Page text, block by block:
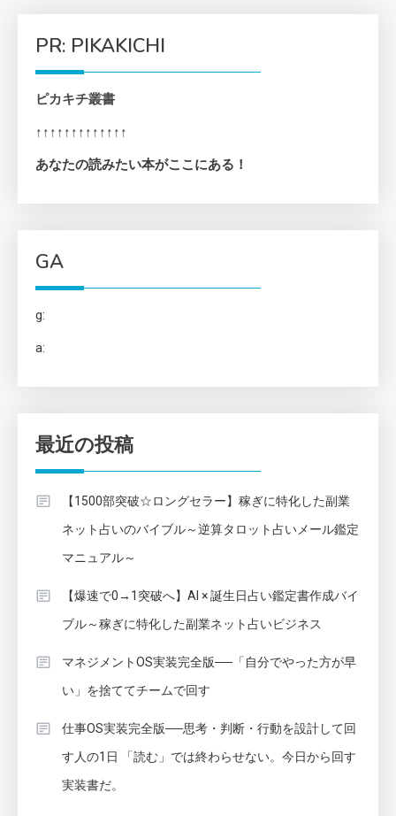
PR: PIKAKICHI
ピカキチ叢書
↑↑↑↑↑↑↑↑↑↑↑↑↑
あなたの読みたい本がここにある！
GA
g:
a:
最近の投稿
【1500部突破☆ロングセラー】稼ぎに特化した副業
ネット占いのバイブル～逆算タロット占いメール鑑定
マニュアル～
【爆速で0→1突破へ】AI × 誕生日占い鑑定書作成バイ
ブル～稼ぎに特化した副業ネット占いビジネス
マネジメントOS実装完全版──「自分でやった方が早
い」を捨ててチームで回す
仕事OS実装完全版──思考・判断・行動を設計して回
す人の1日 「読む」では終わらせない。今日から回す
実装書だ。